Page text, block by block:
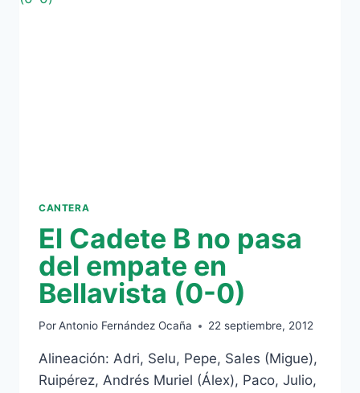
CANTERA
El Cadete B no pasa
del empate en
Bellavista (0-0)
PorAntonio Fernández Ocaña 22 septiembre, 2012
Alineación: Adri, Selu, Pepe, Sales (Migue),
Ruipérez, Andrés Muriel (Álex), Paco, Julio,